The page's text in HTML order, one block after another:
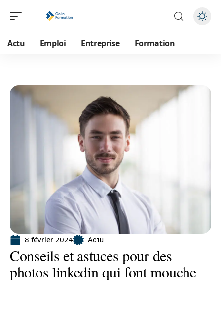
Actu Emploi Entreprise Formation
8 février 2024 Actu
Conseils et astuces pour des
photos linkedin qui font mouche